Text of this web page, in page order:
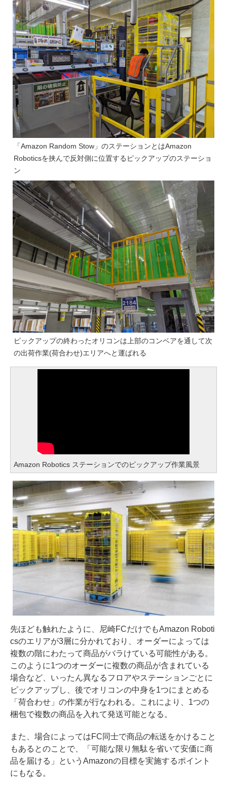
「Amazon Random Stow」のステーションとはAmazon
Roboticsを挟んで反対側に位置するピックアップのステーショ
ン
ピックアップの終わったオリコンは上部のコンベアを通して次
の出荷作業(荷合わせ)エリアへと運ばれる
Amazon Robotics ステーションでのピックアップ作業風景
先ほども触れたように、尼崎FCだけでもAmazon Roboti
csのエリアが3層に分かれており、オーダーによっては
複数の階にわたって商品がバラけている可能性がある。
このように1つのオーダーに複数の商品が含まれている
場合など、いったん異なるフロアやステーションごとに
ピックアップし、後でオリコンの中身を1つにまとめる
「荷合わせ」の作業が行なわれる。これにより、1つの
梱包で複数の商品を入れて発送可能となる。
また、場合によってはFC同士で商品の転送をかけること
もあるとのことで、「可能な限り無駄を省いて安価に商
品を届ける」というAmazonの目標を実施するポイント
にもなる。